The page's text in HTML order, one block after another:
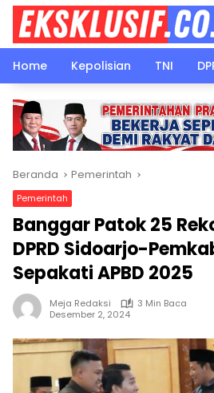
Langsung
konten
Home
Kepolisian TNI
Beranda Pemerintah
Pemerintah
Banggar Patok 25
DPRD Sidoarjo-
Sepakati APBD 2025
Meja Redaksi
3 Min Baca
Desember 2, 2024